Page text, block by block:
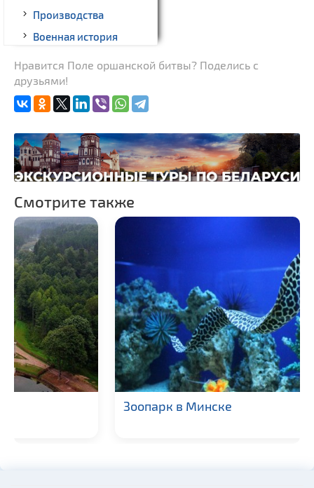
Производства
Военная история
Памятники известным
Костелы
Железнодорожные
вокзалы
Нравится Поле оршанской битвы? Поделись с
друзьями!
Смотрите также
Зоопарк в Минске